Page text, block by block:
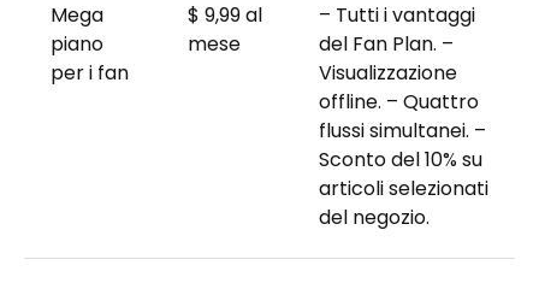
Mega
piano
per i fan
$ 9,99 al
mese
– Tutti i vantaggi
del Fan Plan. –
Visualizzazione
offline. – Quattro
flussi simultanei. –
Sconto del 10% su
articoli selezionati
del negozio.